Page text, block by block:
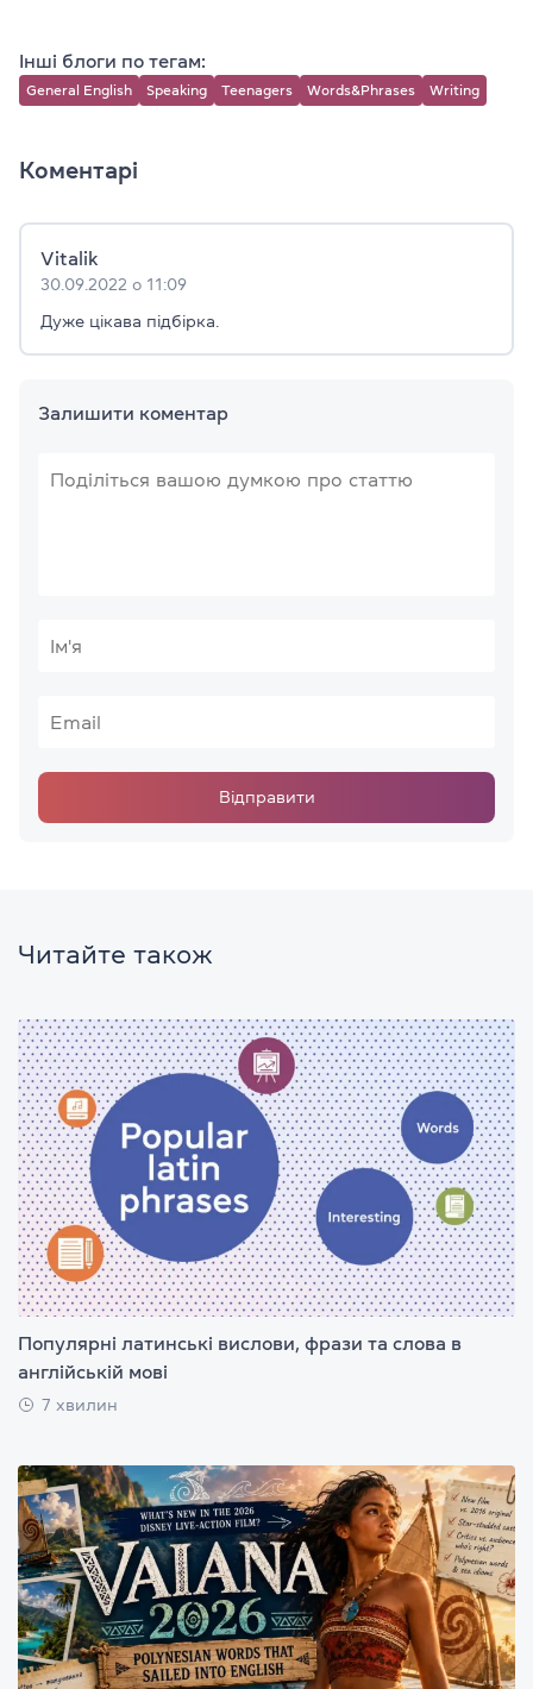
Інші блоги по тегам:
General English Speaking Teenagers Words&Phrases Writing
Коментарі
Vitalik
30.09.2022 о 11:09
Дуже цікава підбірка.
Залишити коментар
Відправити
Читайте також
Популярні латинські вислови, фрази та слова в
англійській мові
7 хвилин